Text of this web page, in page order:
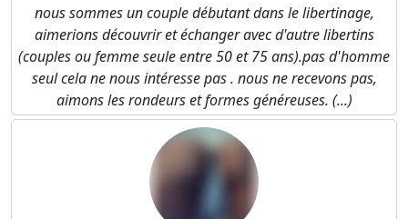
nous sommes un couple débutant dans le libertinage,
aimerions découvrir et échanger avec d'autre libertins
(couples ou femme seule entre 50 et 75 ans).pas d'homme
seul cela ne nous intéresse pas . nous ne recevons pas,
aimons les rondeurs et formes généreuses. (...)